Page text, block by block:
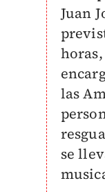
Juan
las
se